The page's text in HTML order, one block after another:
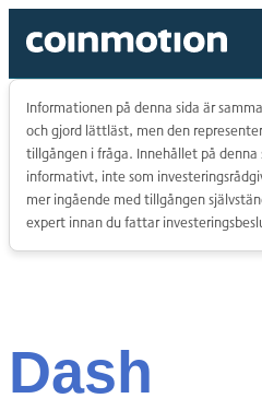
Informationen på denna sida är
och gjord lättläst, men den
tillgången i fråga. Innehållet på denna
informativt, inte som
mer ingående med tillgången
expert innan du fattar
Dash